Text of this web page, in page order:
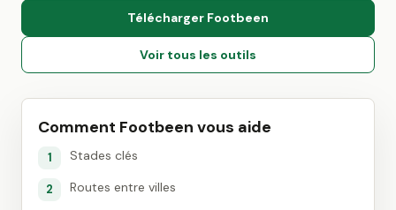
Télécharger Footbeen
Voir tous les outils
Comment Footbeen vous aide
1 Stades clés
2 Routes entre villes